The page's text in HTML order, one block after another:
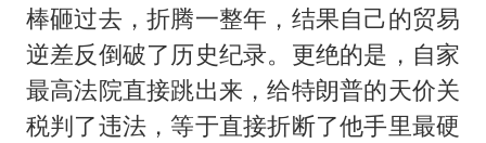
棒砸过去，折腾一整年，结果自己的贸易
逆差反倒破了历史纪录。更绝的是，自家
最高法院直接跳出来，给特朗普的天价关
税判了违法，等于直接折断了他手里最硬